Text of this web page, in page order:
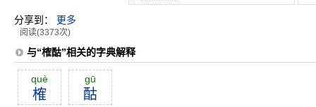
分享到： 更多
阅读(3373次)
与“榷酤”相关的字典解释
què
榷
gū
酤